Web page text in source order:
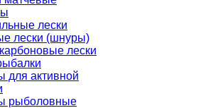
лески
лески (шнуры)
лески
для активной
рыболовные